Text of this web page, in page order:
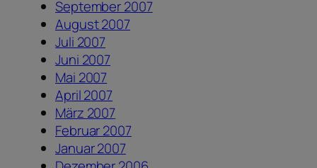
September 2007
August 2007
Juli 2007
Juni 2007
Mai 2007
April 2007
März 2007
Februar 2007
Januar 2007